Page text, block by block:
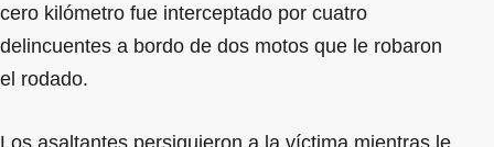
cero kilómetro fue interceptado por cuatro
delincuentes a bordo de dos motos que le robaron
el rodado.
Los asaltantes persiguieron a la víctima mientras le